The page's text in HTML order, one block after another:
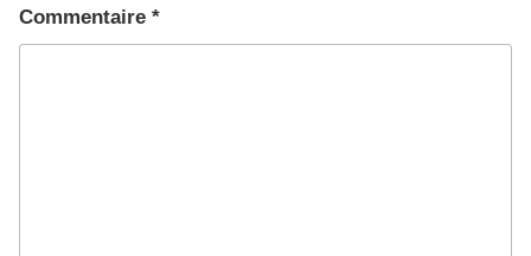
Commentaire *